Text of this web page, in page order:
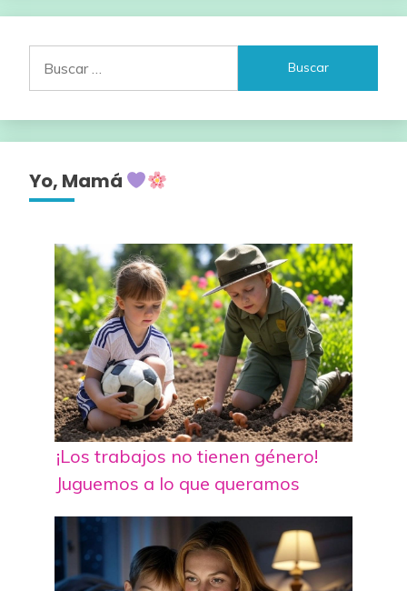
Yo, Mamá
¡Los trabajos no tienen género!
Juguemos a lo que queramos